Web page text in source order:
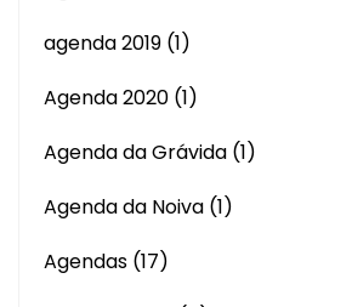
agenda 2019 (1)
Agenda 2020 (1)
Agenda da Grávida (1)
Agenda da Noiva (1)
Agendas (17)